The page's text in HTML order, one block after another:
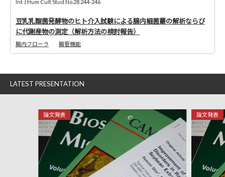
Int J Hum Cult Stud No.28 244-246
豆乳乳酸菌発酵物のヒト介入試験による腸内細菌叢の解析ならび
に代謝産物の測定（解析方法の検討報告）
腸内フローラ 腸管機能
LATEST PRESENTATION
論文発表 論文発表